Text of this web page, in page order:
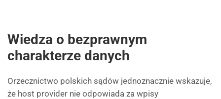
Wiedza o bezprawnym
charakterze danych
Orzecznictwo polskich sądów jednoznacznie wskazuje,
że host provider nie odpowiada za wpisy